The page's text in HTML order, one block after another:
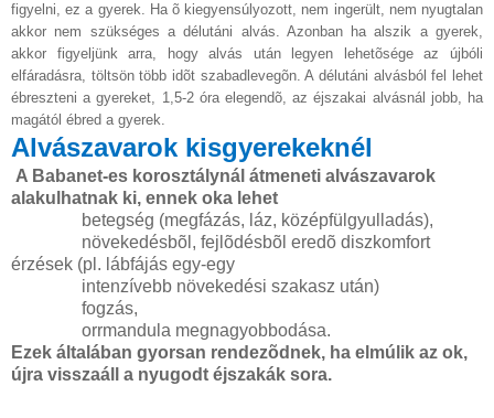
figyelni, ez a gyerek. Ha õ kiegyensúlyozott, nem ingerült, nem nyugtalan
akkor nem szükséges a délutáni alvás. Azonban ha alszik a gyerek,
akkor figyeljünk arra, hogy alvás után legyen lehetõsége az újbóli
elfáradásra, töltsön több idõt szabadlevegõn. A délutáni alvásból fel lehet
ébreszteni a gyereket, 1,5-2 óra elegendõ, az éjszakai alvásnál jobb, ha
magától ébred a gyerek.
Alvászavarok kisgyerekeknél
A Babanet-es korosztálynál átmeneti alvászavarok
alakulhatnak ki, ennek oka lehet
betegség (megfázás, láz, középfülgyulladás),
növekedésbõl, fejlõdésbõl eredõ diszkomfort
érzések (pl. lábfájás egy-egy
intenzívebb növekedési szakasz után)
fogzás,
orrmandula megnagyobbodása.
Ezek általában gyorsan rendezõdnek, ha elmúlik az ok,
újra visszaáll a nyugodt éjszakák sora.